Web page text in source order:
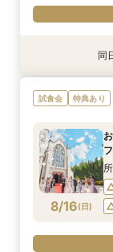
衣装試着
8/15(土)
万
特典あり
8/15(土)
特典あり
8/15(土)
特典あり
8/15(土)
同
試食会 特典あり
8/16(日)